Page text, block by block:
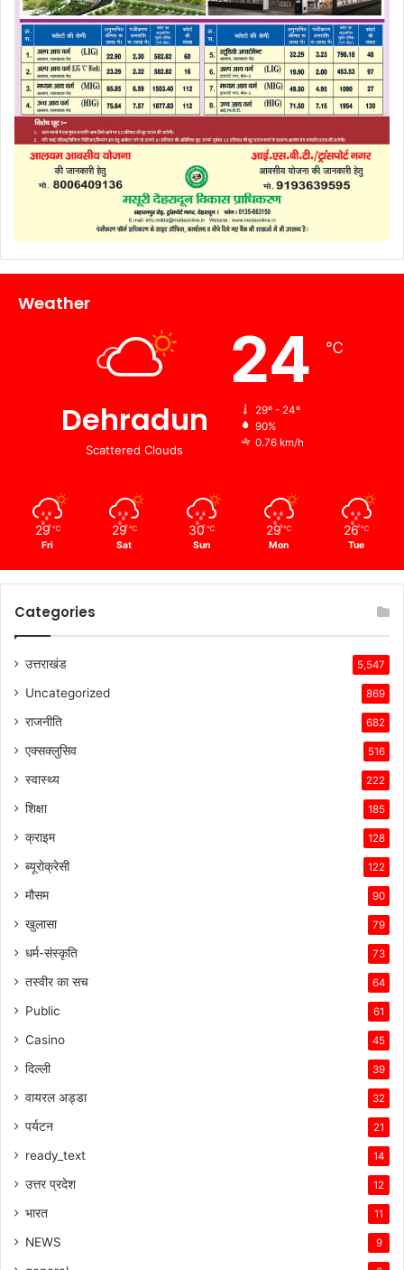
Weather
Dehradun
Scattered Clouds
24 ℃
29º - 24º
90%
0.76 km/h
29 ℃
Fri
29 ℃
Sat
30 ℃
Sun
29 ℃
Mon
26 ℃
Tue
Categories
उत्तराखंड 5,547
Uncategorized 869
राजनीति 682
एक्सक्लुसिव 516
स्वास्थ्य 222
शिक्षा 185
क्राइम 128
ब्यूरोक्रेसी 122
मौसम 90
खुलासा 79
धर्म-संस्कृति 73
तस्वीर का सच 64
Public 61
Casino 45
दिल्ली 39
वायरल अड्डा 32
पर्यटन 21
ready_text 14
उत्तर प्रदेश 12
भारत 11
NEWS 9